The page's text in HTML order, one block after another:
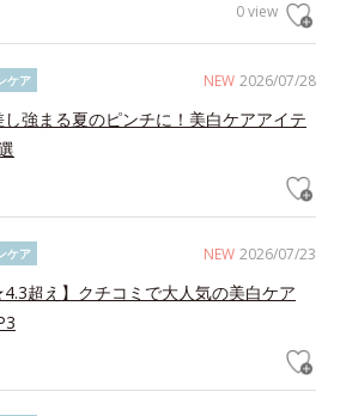
0 view
NEW 2026/07/28
ケア
し強まる夏のピンチに！美白ケアアイテ
NEW 2026/07/23
ケア
超え】クチコミで大人気の美白ケア